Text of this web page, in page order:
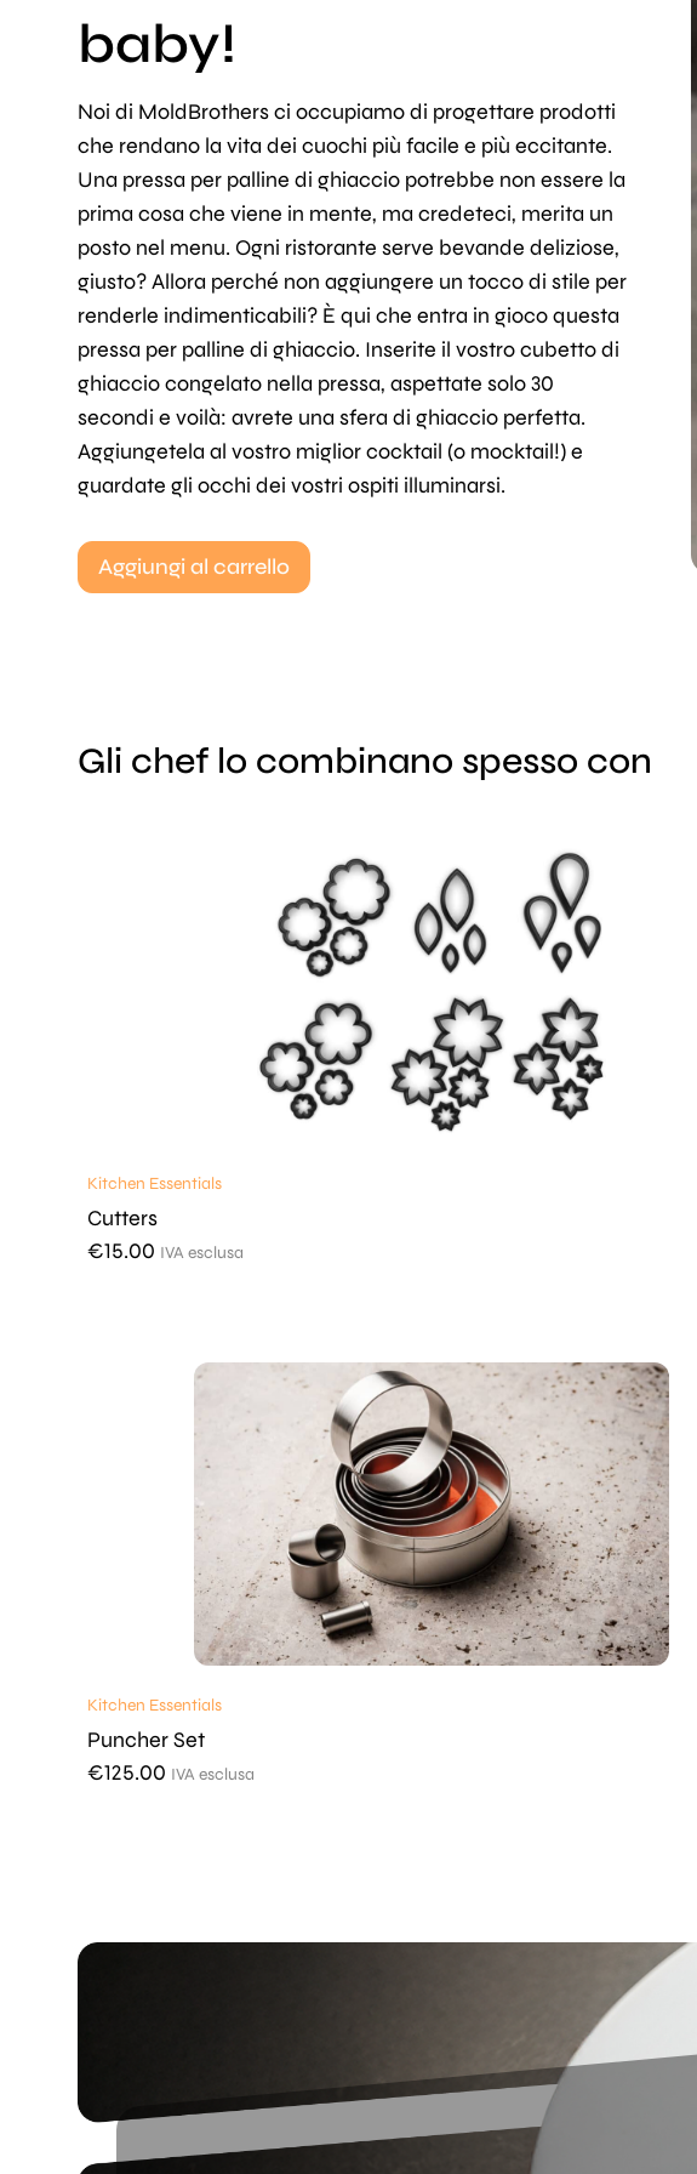
baby!
Noi di MoldBrothers ci occupiamo di progettare prodotti
che rendano la vita dei cuochi più facile e più eccitante.
Una pressa per palline di ghiaccio potrebbe non essere la
prima cosa che viene in mente, ma credeteci, merita un
posto nel menu. Ogni ristorante serve bevande deliziose,
giusto? Allora perché non aggiungere un tocco di stile per
renderle indimenticabili? È qui che entra in gioco questa
pressa per palline di ghiaccio. Inserite il vostro cubetto di
ghiaccio congelato nella pressa, aspettate solo 30
secondi e voilà: avrete una sfera di ghiaccio perfetta.
Aggiungetela al vostro miglior cocktail (o mocktail!) e
guardate gli occhi dei vostri ospiti illuminarsi.
Aggiungi al carrello
Gli chef lo combinano spesso con
Kitchen Essentials
Cutters
€15.00 IVA esclusa
Kitchen Essentials
Puncher Set
€125.00 IVA esclusa